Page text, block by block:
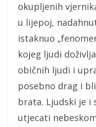
okupljenih
u lijepoj,
istaknuo
kojeg ljudi
običnih ljudi i
posebno drag i
brata. Ljudski je i
utjecati